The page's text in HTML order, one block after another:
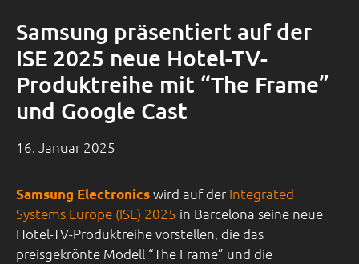
Samsung präsentiert auf der
ISE 2025 neue Hotel-TV-
Produktreihe mit “The Frame”
und Google Cast
16. Januar 2025
Samsung Electronicswird auf der Integrated
Systems Europe (ISE) 2025 in Barcelona seine neue
Hotel-TV-Produktreihe vorstellen, die das
preisgekrönte Modell “The Frame” und die